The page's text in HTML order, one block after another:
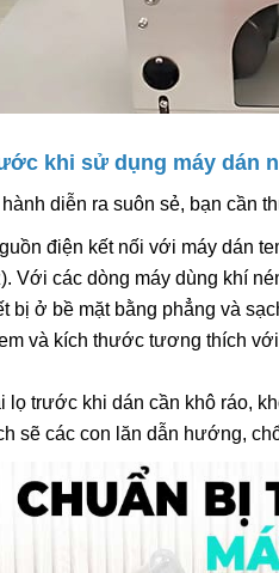
khi sử dụng máy dán
diễn ra suôn sẻ, bạn cần
điện kết nối với máy dán
Với các dòng máy dùng khí
bị ở bề mặt bằng phẳng và
và kích thước tương thích
lọ trước khi dán cần khô ráo,
sẽ các con lăn dẫn hướng,
Dẫn Cách Sử Dụng
Hàn Túi Mini Chi Tiết,
Quả Nhất
2019
Mini2020
CQ Là Gì? Tại Sao
Bị Công Nghiệp Cần
CQ?
2019